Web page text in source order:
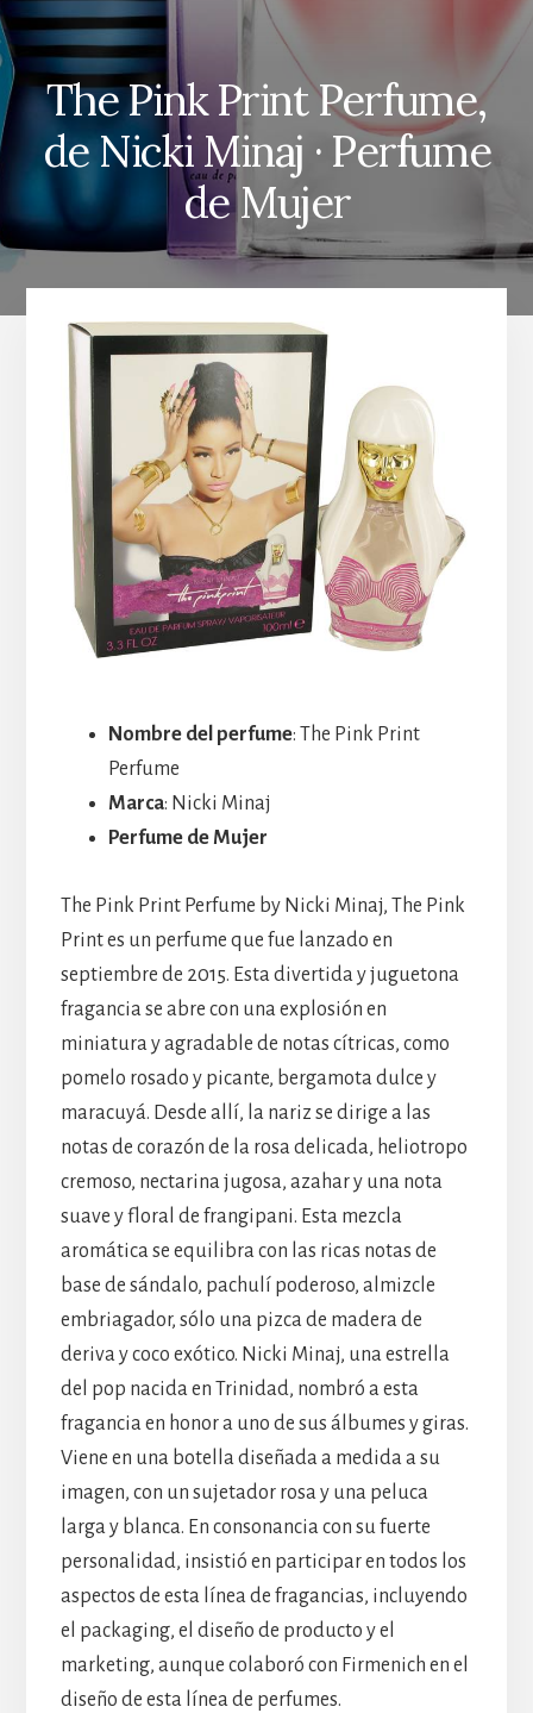
The Pink Print Perfume,
de Nicki Minaj · Perfume
de Mujer
Nombre del perfume: The Pink Print
Perfume
Marca: Nicki Minaj
Perfume de Mujer
The Pink Print Perfume by Nicki Minaj, The Pink
Print es un perfume que fue lanzado en
septiembre de 2015. Esta divertida y juguetona
fragancia se abre con una explosión en
miniatura y agradable de notas cítricas, como
pomelo rosado y picante, bergamota dulce y
maracuyá. Desde allí, la nariz se dirige a las
notas de corazón de la rosa delicada, heliotropo
cremoso, nectarina jugosa, azahar y una nota
suave y floral de frangipani. Esta mezcla
aromática se equilibra con las ricas notas de
base de sándalo, pachulí poderoso, almizcle
embriagador, sólo una pizca de madera de
deriva y coco exótico. Nicki Minaj, una estrella
del pop nacida en Trinidad, nombró a esta
fragancia en honor a uno de sus álbumes y giras.
Viene en una botella diseñada a medida a su
imagen, con un sujetador rosa y una peluca
larga y blanca. En consonancia con su fuerte
personalidad, insistió en participar en todos los
aspectos de esta línea de fragancias, incluyendo
el packaging, el diseño de producto y el
marketing, aunque colaboró con Firmenich en el
diseño de esta línea de perfumes.